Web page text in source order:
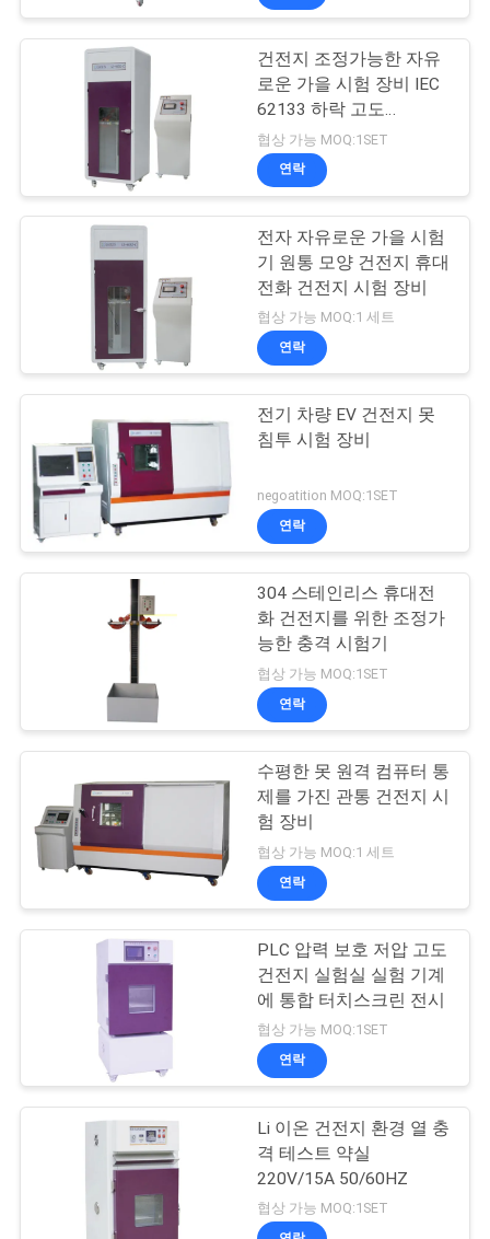
용
구
맵
PRIVACY
신발 시험 장비
가죽 테스트 장비
장력 시험 장비
110
서류상 시험 장비
헬멧 시험 장비
건전지 조정가능한 자유
로운 가을 시험 장비 IEC
62133 하락 고도
300~1500mm
협상 가능 MOQ:1SET
연락
전자 자유로운 가을 시험
기 원통 모양 건전지 휴대
전화 건전지 시험 장비
협상 가능 MOQ:1 세트
연락
전기 차량 EV 건전지 못
침투 시험 장비
negoatition MOQ:1SET
연락
304 스테인리스 휴대전
화 건전지를 위한 조정가
능한 충격 시험기
협상 가능 MOQ:1SET
연락
수평한 못 원격 컴퓨터 통
제를 가진 관통 건전지 시
험 장비
협상 가능 MOQ:1 세트
연락
PLC 압력 보호 저압 고도
건전지 실험실 실험 기계
에 통합 터치스크린 전시
협상 가능 MOQ:1SET
연락
Li 이온 건전지 환경 열 충
격 테스트 약실
220V/15A 50/60HZ
협상 가능 MOQ:1SET